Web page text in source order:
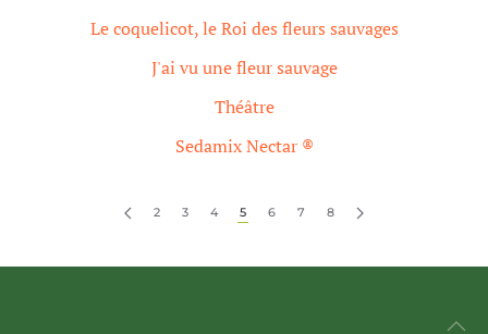
Le coquelicot, le Roi des fleurs sauvages
J'ai vu une fleur sauvage
Théâtre
Sedamix Nectar ®
2 3 4 5 6 7 8